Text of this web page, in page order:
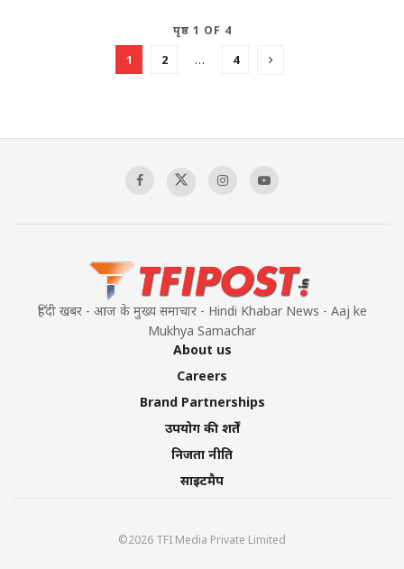
पृष्ठ 1 OF 4
1 2 … 4
हिंदी खबर - आज के मुख्य समाचार - Hindi Khabar News - Aaj ke
Mukhya Samachar
About us
Careers
Brand Partnerships
उपयोग की शर्तें
निजता नीति
साइटमैप
©2026 TFI Media Private Limited